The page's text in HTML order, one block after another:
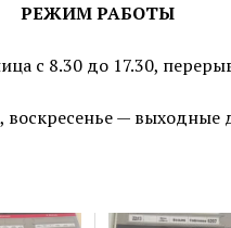
РЕЖИМ РАБОТЫ
с 8.30 до 17.30,
воскресенье — выходные